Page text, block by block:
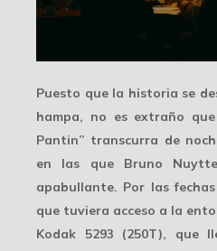
Puesto que la historia se
hampa, no es extraño
Pantin” transcurra de
en las que Bruno
apabullante. Por las
que tuviera acceso a la
Kodak 5293 (250T), que